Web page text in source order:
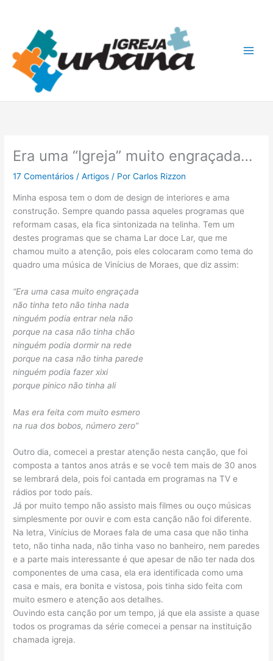
conteúdo
Era uma “Igreja” muito engraçada…
17 Comentários /Artigos / PorCarlos Rizzon
Minha esposa tem o dom de design de interiores e ama
construção. Sempre quando passa aqueles programas que
reformam casas, ela fica sintonizada na telinha. Tem um
destes programas que se chama Lar doce Lar, que me
chamou muito a atenção, pois eles colocaram como tema do
quadro uma música de Vinícius de Moraes, que diz assim:
“Era uma casa muito engraçada
não tinha teto não tinha nada
ninguém podia entrar nela não
porque na casa não tinha chão
ninguém podia dormir na rede
porque na casa não tinha parede
ninguém podia fazer xixi
porque pinico não tinha ali
Mas era feita com muito esmero
na rua dos bobos, número zero”
Outro dia, comecei a prestar atenção nesta canção, que foi
composta a tantos anos atrás e se você tem mais de 30 anos
se lembrará dela, pois foi cantada em programas na TV e
rádios por todo país.
Já por muito tempo não assisto mais filmes ou ouço músicas
simplesmente por ouvir e com esta canção não foi diferente.
Na letra, Vinícius de Moraes fala de uma casa que não tinha
teto, não tinha nada, não tinha vaso no banheiro, nem paredes
e a parte mais interessante é que apesar de não ter nada dos
componentes de uma casa, ela era identificada como uma
casa e mais, era bonita e vistosa, pois tinha sido feita com
muito esmero e atenção aos detalhes.
Ouvindo esta canção por um tempo, já que ela assiste a quase
todos os programas da série comecei a pensar na instituição
chamada igreja.
u